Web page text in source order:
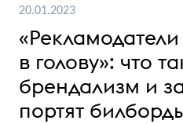
20.01.2023
в голову»: что
брендализм и
портят